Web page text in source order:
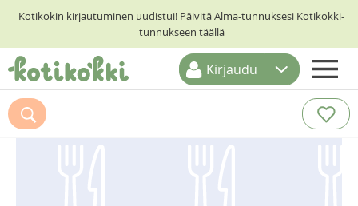
Kotikokin kirjautuminen uudistui! Päivitä Alma-tunnuksesi Kotikokki-
tunnukseen täällä
ETUSIVU
RESEPTIHAKU
Kirjaudu
Suosittelemme myös